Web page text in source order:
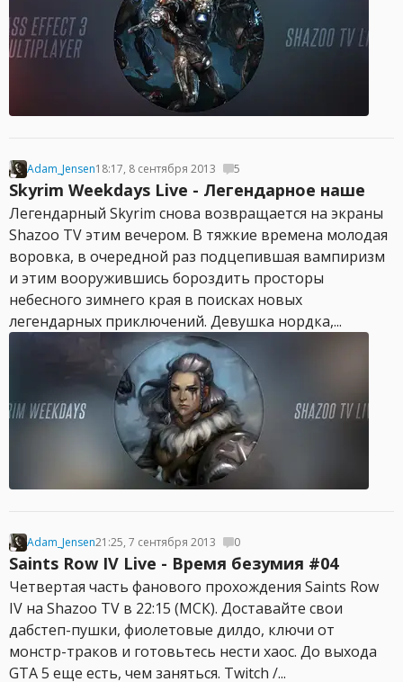
Adam_Jensen18:17, 8 сентября 2013 5
Skyrim Weekdays Live - Легендарное наше
Легендарный Skyrim снова возвращается на экраны
Shazoo TV этим вечером. В тяжкие времена молодая
воровка, в очередной раз подцепившая вампиризм
и этим вооружившись бороздить просторы
небесного зимнего края в поисках новых
легендарных приключений. Девушка нордка,...
Adam_Jensen21:25, 7 сентября 2013 0
Saints Row IV Live - Время безумия #04
Четвертая часть фанового прохождения Saints Row
IV на Shazoo TV в 22:15 (МСК). Доставайте свои
дабстеп-пушки, фиолетовые дилдо, ключи от
монстр-траков и готовьтесь нести хаос. До выхода
GTA 5 еще есть, чем заняться. Twitch /...